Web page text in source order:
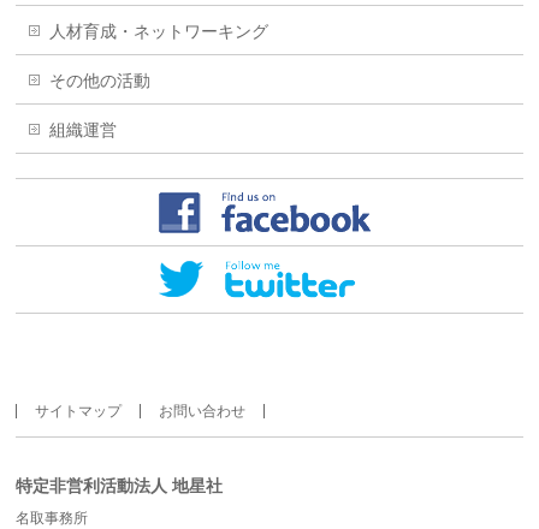
人材育成・ネットワーキング
その他の活動
組織運営
サイトマップ お問い合わせ
特定非営利活動法人 地星社
名取事務所